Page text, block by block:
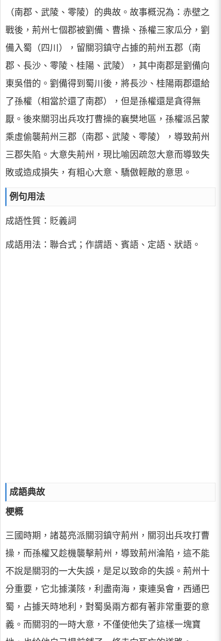
（南郡、武陵、零陵）的典故。故事概況為：赤壁之
戰後，荊州七個郡被劉備、曹操、孫權三家瓜分，劉
備入蜀（四川），留關羽鎮守占據的荊州五郡（南
郡、長沙、零陵、桂陽、武陵），其中南郡是劉備向
東吳借的。劉備得到蜀川後，將長沙、桂陽兩郡還給
了孫權（相當於還了南郡），但是孫權還是貪得無
厭。後來關羽出兵攻打曹操的襄樊地區，孫權派呂蒙
乘虛偷襲荊州三郡（南郡、武陵、零陵），導致荊州
三郡失陷。大意失荊州，現比喻因疏忽大意而導致失
敗或造成損失，有粗心大意、驕傲輕敵的意思。
例句用法
成語性質：貶義詞
成語用法：聯合式；作謂語、賓語、定語、狀語。
成語典故
梗概
三國時期，諸葛亮派關羽鎮守荊州，關羽出兵攻打曹
操，而孫權又趁機襲擊荊州，導致荊州淪陷，這不能
不說是關羽的一大失誤，是足以致命的失誤。荊州十
分重要，它北據漢陔，利盡南海，東連吳會，西通巴
蜀，占據天時地利，對蜀吳兩方都有著非常重要的意
義。而關羽的一時大意，不僅使他失了這樣一塊寶